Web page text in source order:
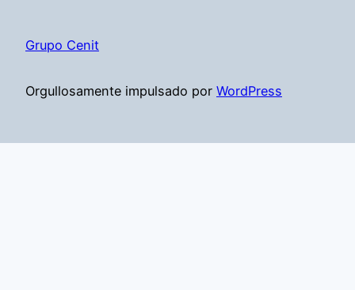
Grupo Cenit
Orgullosamente impulsado por WordPress